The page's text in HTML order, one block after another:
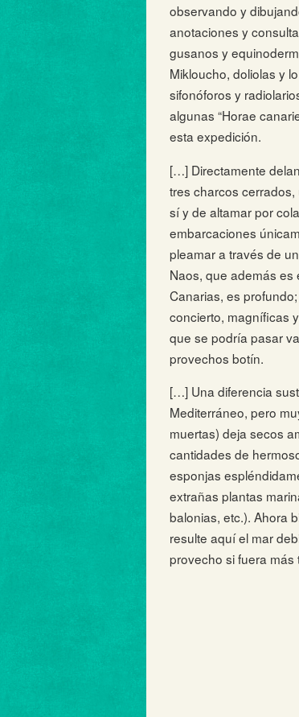
observando y
anotaciones y
gusanos y
Mikloucho, doliolas y
sifonóforos y
algunas “Horae
esta expedición.
[…] Directamente
tres charcos
sí y de altamar por
embarcaciones
pleamar a través de
Naos, que además es
Canarias, es
concierto, magníficas
que se podría pasar
provechos botín.
[…] Una diferencia
Mediterráneo, pero
muertas) deja secos
cantidades de
esponjas
extrañas plantas
balonias, etc.). Ahora
resulte aquí el mar
provecho si fuera más